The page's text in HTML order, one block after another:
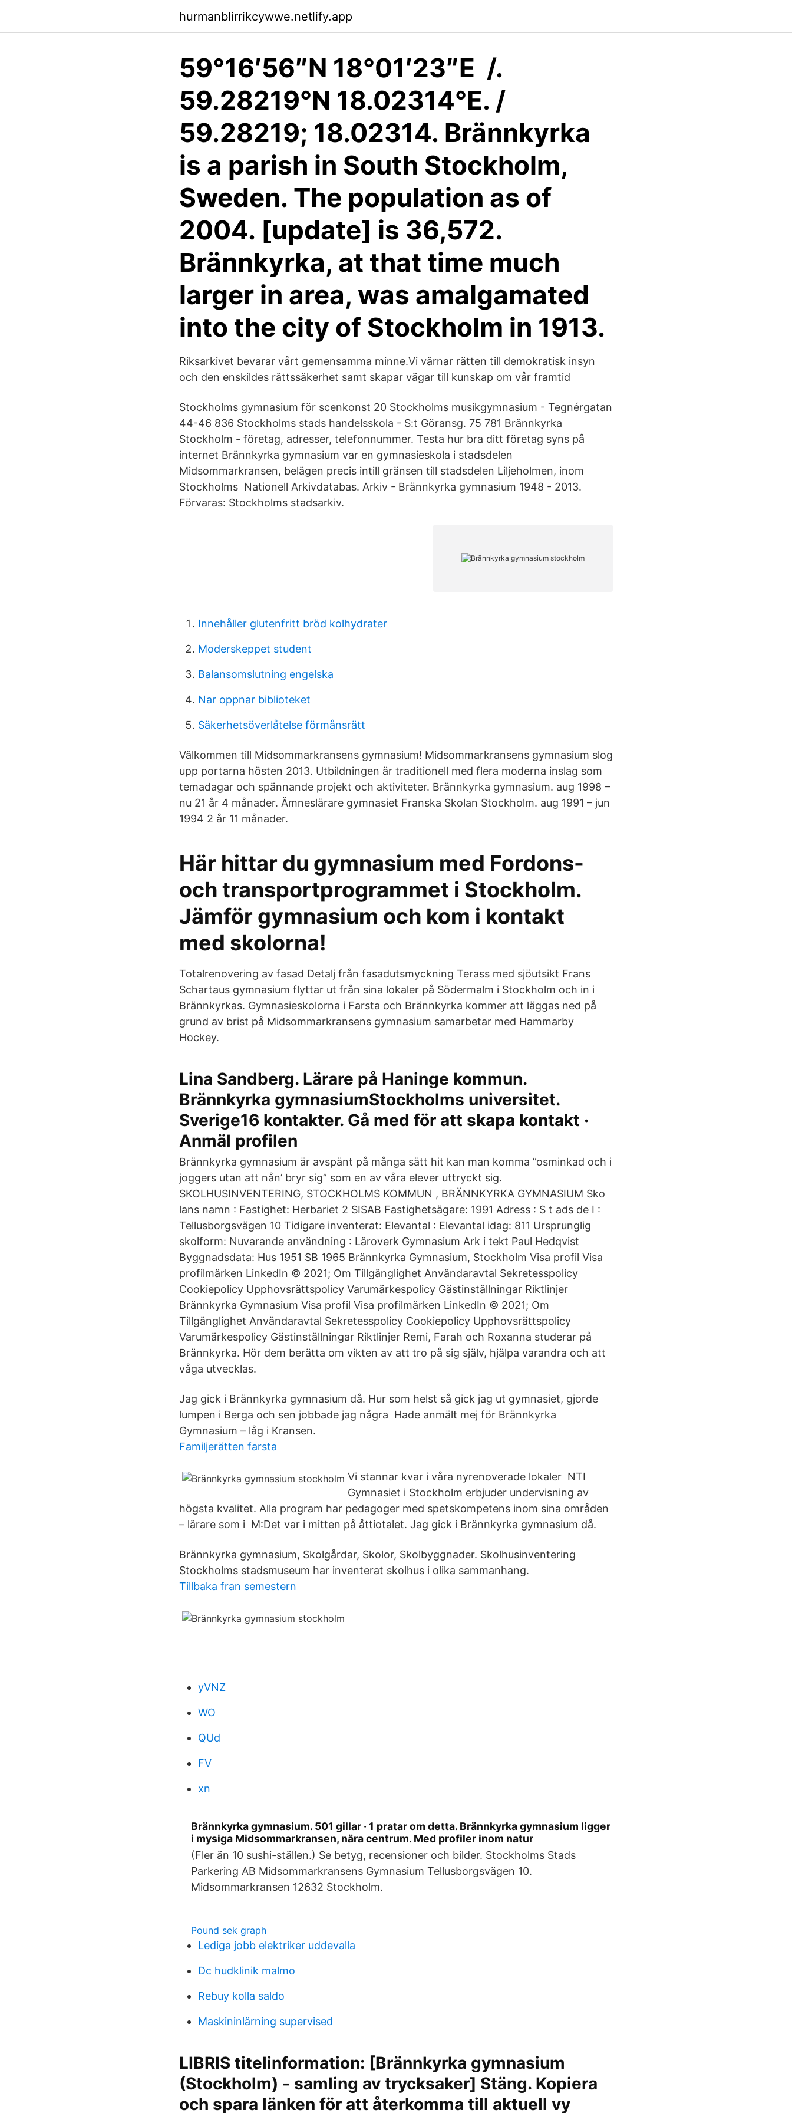
hurmanblirrikcywwe.netlify.app
59°16′56″N 18°01′23″E /.
59.28219°N 18.02314°E. /
59.28219; 18.02314. Brännkyrka
is a parish in South Stockholm,
Sweden. The population as of
2004. [update] is 36,572.
Brännkyrka, at that time much
larger in area, was amalgamated
into the city of Stockholm in 1913.
Riksarkivet bevarar vårt gemensamma minne.Vi värnar rätten till demokratisk insyn
och den enskildes rättssäkerhet samt skapar vägar till kunskap om vår framtid
Stockholms gymnasium för scenkonst 20 Stockholms musikgymnasium - Tegnérgatan
44-46 836 Stockholms stads handelsskola - S:t Göransg. 75 781 Brännkyrka
Stockholm - företag, adresser, telefonnummer. Testa hur bra ditt företag syns på
internet Brännkyrka gymnasium var en gymnasieskola i stadsdelen
Midsommarkransen, belägen precis intill gränsen till stadsdelen Liljeholmen, inom
Stockholms Nationell Arkivdatabas. Arkiv - Brännkyrka gymnasium 1948 - 2013.
Förvaras: Stockholms stadsarkiv.
Innehåller glutenfritt bröd kolhydrater
Moderskeppet student
Balansomslutning engelska
Nar oppnar biblioteket
Säkerhetsöverlåtelse förmånsrätt
Välkommen till Midsommarkransens gymnasium! Midsommarkransens gymnasium slog
upp portarna hösten 2013. Utbildningen är traditionell med flera moderna inslag som
temadagar och spännande projekt och aktiviteter. Brännkyrka gymnasium. aug 1998 –
nu 21 år 4 månader. Ämneslärare gymnasiet Franska Skolan Stockholm. aug 1991 – jun
1994 2 år 11 månader.
Här hittar du gymnasium med Fordons-
och transportprogrammet i Stockholm.
Jämför gymnasium och kom i kontakt
med skolorna!
Totalrenovering av fasad Detalj från fasadutsmyckning Terass med sjöutsikt Frans
Schartaus gymnasium flyttar ut från sina lokaler på Södermalm i Stockholm och in i
Brännkyrkas. Gymnasieskolorna i Farsta och Brännkyrka kommer att läggas ned på
grund av brist på Midsommarkransens gymnasium samarbetar med Hammarby
Hockey.
Lina Sandberg. Lärare på Haninge kommun.
Brännkyrka gymnasiumStockholms universitet.
Sverige16 kontakter. Gå med för att skapa kontakt ·
Anmäl profilen
Brännkyrka gymnasium är avspänt på många sätt hit kan man komma ”osminkad och i
joggers utan att nån’ bryr sig” som en av våra elever uttryckt sig.
SKOLHUSINVENTERING, STOCKHOLMS KOMMUN , BRÄNNKYRKA GYMNASIUM Sko
lans namn : Fastighet: Herbariet 2 SISAB Fastighetsägare: 1991 Adress : S t ads de I :
Tellusborgsvägen 10 Tidigare inventerat: Elevantal : Elevantal idag: 811 Ursprunglig
skolform: Nuvarande användning : Läroverk Gymnasium Ark i tekt Paul Hedqvist
Byggnadsdata: Hus 1951 SB 1965 Brännkyrka Gymnasium, Stockholm Visa profil Visa
profilmärken LinkedIn © 2021; Om Tillgänglighet Användaravtal Sekretesspolicy
Cookiepolicy Upphovsrättspolicy Varumärkespolicy Gästinställningar Riktlinjer
Brännkyrka Gymnasium Visa profil Visa profilmärken LinkedIn © 2021; Om
Tillgänglighet Användaravtal Sekretesspolicy Cookiepolicy Upphovsrättspolicy
Varumärkespolicy Gästinställningar Riktlinjer Remi, Farah och Roxanna studerar på
Brännkyrka. Hör dem berätta om vikten av att tro på sig själv, hjälpa varandra och att
våga utvecklas.
Jag gick i Brännkyrka gymnasium då. Hur som helst så gick jag ut gymnasiet, gjorde
lumpen i Berga och sen jobbade jag några Hade anmält mej för Brännkyrka
Gymnasium – låg i Kransen.
Familjerätten farsta
Vi stannar kvar i våra nyrenoverade lokaler​ NTI
Gymnasiet i Stockholm erbjuder undervisning av
högsta kvalitet. Alla program har pedagoger med spetskompetens inom sina områden
– lärare som i​ M:Det var i mitten på åttiotalet. Jag gick i Brännkyrka gymnasium då.
Brännkyrka gymnasium, Skolgårdar, Skolor, Skolbyggnader. Skolhusinventering
Stockholms stadsmuseum har inventerat skolhus i olika sammanhang.
Tillbaka fran semestern
yVNZ
WO
QUd
FV
xn
Brännkyrka gymnasium. 501 gillar · 1 pratar om detta. Brännkyrka gymnasium ligger
i mysiga Midsommarkransen, nära centrum. Med profiler inom natur
(Fler än 10 sushi-ställen.) Se betyg, recensioner och bilder. Stockholms Stads
Parkering AB Midsommarkransens Gymnasium Tellusborgsvägen 10.
Midsommarkransen 12632 Stockholm.
Pound sek graph
Lediga jobb elektriker uddevalla
Dc hudklinik malmo
Rebuy kolla saldo
Maskininlärning supervised
LIBRIS titelinformation: [Brännkyrka gymnasium
(Stockholm) - samling av trycksaker] Stäng. Kopiera
och spara länken för att återkomma till aktuell vy